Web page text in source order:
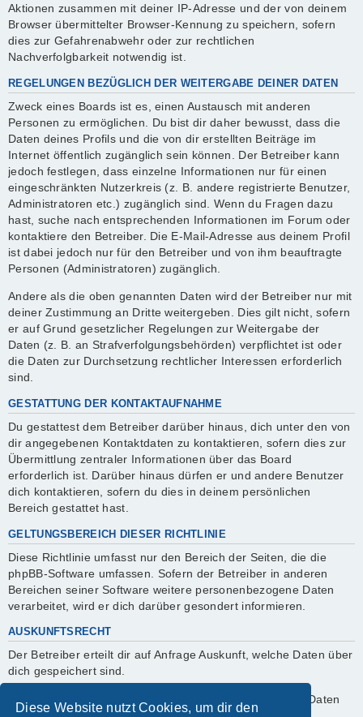
Diese Website nutzt Cookies, um dir den
Aktionen zusammen mit deiner IP-Adresse und der von deinem
Browser übermittelter Browser-Kennung zu speichern, sofern
dies zur Gefahrenabwehr oder zur rechtlichen
Nachverfolgbarkeit notwendig ist.
REGELUNGEN BEZÜGLICH DER WEITERGABE DEINER DATEN
Zweck eines Boards ist es, einen Austausch mit anderen
Personen zu ermöglichen. Du bist dir daher bewusst, dass die
Daten deines Profils und die von dir erstellten Beiträge im
Internet öffentlich zugänglich sein können. Der Betreiber kann
jedoch festlegen, dass einzelne Informationen nur für einen
eingeschränkten Nutzerkreis (z. B. andere registrierte Benutzer,
Administratoren etc.) zugänglich sind. Wenn du Fragen dazu
hast, suche nach entsprechenden Informationen im Forum oder
kontaktiere den Betreiber. Die E-Mail-Adresse aus deinem Profil
ist dabei jedoch nur für den Betreiber und von ihm beauftragte
Personen (Administratoren) zugänglich.
Andere als die oben genannten Daten wird der Betreiber nur mit
deiner Zustimmung an Dritte weitergeben. Dies gilt nicht, sofern
er auf Grund gesetzlicher Regelungen zur Weitergabe der
Daten (z. B. an Strafverfolgungsbehörden) verpflichtet ist oder
die Daten zur Durchsetzung rechtlicher Interessen erforderlich
sind.
GESTATTUNG DER KONTAKTAUFNAHME
Du gestattest dem Betreiber darüber hinaus, dich unter den von
dir angegebenen Kontaktdaten zu kontaktieren, sofern dies zur
Übermittlung zentraler Informationen über das Board
erforderlich ist. Darüber hinaus dürfen er und andere Benutzer
dich kontaktieren, sofern du dies in deinem persönlichen
Bereich gestattet hast.
GELTUNGSBEREICH DIESER RICHTLINIE
Diese Richtlinie umfasst nur den Bereich der Seiten, die die
phpBB-Software umfassen. Sofern der Betreiber in anderen
Bereichen seiner Software weitere personenbezogene Daten
verarbeitet, wird er dich darüber gesondert informieren.
AUSKUNFTSRECHT
Der Betreiber erteilt dir auf Anfrage Auskunft, welche Daten über
dich gespeichert sind.
Du kannst jederzeit die Löschung bzw. Sperrung deiner Daten